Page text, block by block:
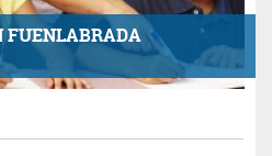
FUENLABRADA